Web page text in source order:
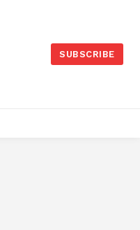
SUBSCRIBE